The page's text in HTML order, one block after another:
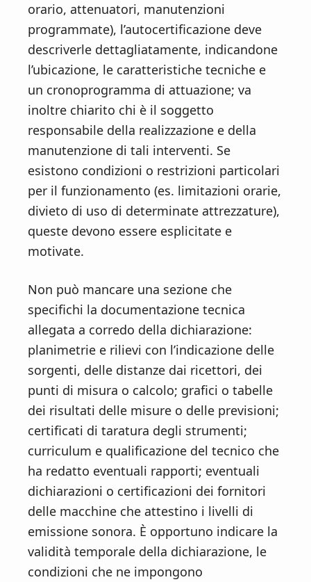
orario, attenuatori, manutenzioni
programmate), l’autocertificazione deve
descriverle dettagliatamente, indicandone
l’ubicazione, le caratteristiche tecniche e
un cronoprogramma di attuazione; va
inoltre chiarito chi è il soggetto
responsabile della realizzazione e della
manutenzione di tali interventi. Se
esistono condizioni o restrizioni particolari
per il funzionamento (es. limitazioni orarie,
divieto di uso di determinate attrezzature),
queste devono essere esplicitate e
motivate.
Non può mancare una sezione che
specifichi la documentazione tecnica
allegata a corredo della dichiarazione:
planimetrie e rilievi con l’indicazione delle
sorgenti, delle distanze dai ricettori, dei
punti di misura o calcolo; grafici o tabelle
dei risultati delle misure o delle previsioni;
certificati di taratura degli strumenti;
curriculum e qualificazione del tecnico che
ha redatto eventuali rapporti; eventuali
dichiarazioni o certificazioni dei fornitori
delle macchine che attestino i livelli di
emissione sonora. È opportuno indicare la
validità temporale della dichiarazione, le
condizioni che ne impongono